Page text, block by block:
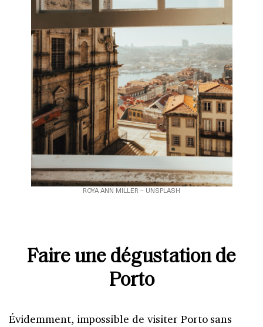
ROYA ANN MILLER – UNSPLASH
Faire une dégustation de
Porto
Évidemment, impossible de visiter Porto sans